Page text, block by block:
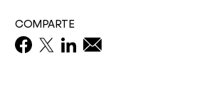
COMPARTE